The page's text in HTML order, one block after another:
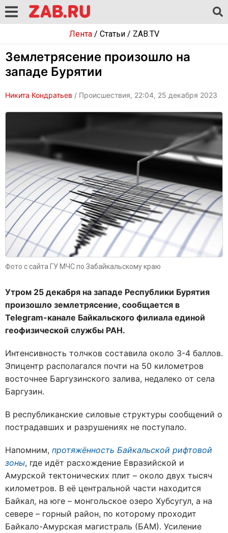
Лента/ Статьи/ ZAB.TV
Землетрясение произошло на
западе Бурятии
Никита Кондратьев / Происшествия, 22:04, 25 декабря 2023
Фото с сайта ГУ МЧС по Забайкальскому краю
Утром 25 декабря на западе Республики Бурятия
произошло землетрясение, сообщается в
Telegram-канале Байкальского филиала единой
геофизической службы РАН.
Интенсивность толчков составила около 3-4 баллов.
Эпицентр располагался почти на 50 километров
восточнее Баргузинского залива, недалеко от села
Баргузин.
В республиканские силовые структуры сообщений о
пострадавших и разрушениях не поступало.
Напомним, протяжённость Байкальской рифтовой
зоны, где идёт расхождение Евразийской и
Амурской тектонических плит – около двух тысяч
километров. В её центральной части находится
Байкал, на юге – монгольское озеро Хубсугул, а на
севере – горный район, по которому проходит
Байкало-Амурская магистраль (БАМ). Усиление